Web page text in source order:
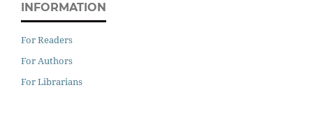
INFORMATION
For Readers
For Authors
For Librarians